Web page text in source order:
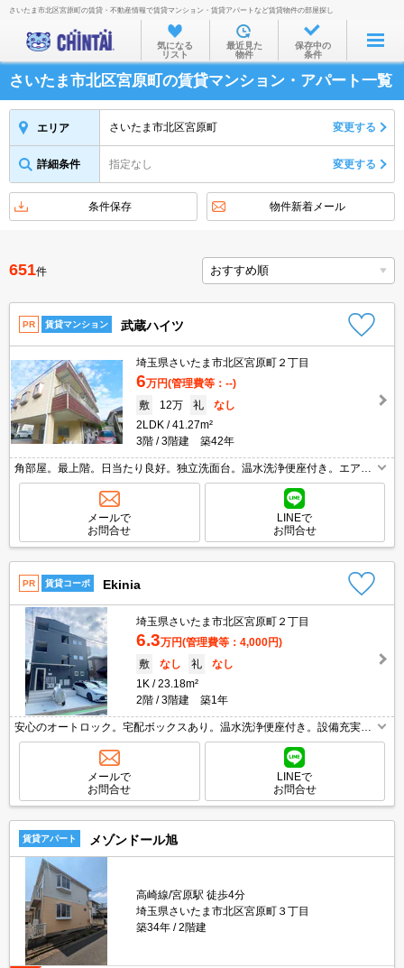
お部屋を探す
沿線・駅から
住所から
家賃相場から
物件特集から
不動産会社から
TOP
さいたま市北区宮原町の賃貸・不動産情報で賃貸マンション・賃貸アパートなど賃貸物件の部屋探し
気になる
リスト
最近見た
物件
保存中の
条件
さいたま市北区宮原町の賃貸マンション・アパート一覧
エリア さいたま市北区宮原町 変更する
詳細条件 指定なし 変更する
条件保存 物件新着メール
651件
PR 賃貸マンション 武蔵ハイツ
埼玉県さいたま市北区宮原町２丁目
6万円(管理費等：--)
敷
12万 礼
なし
2LDK
41.27m²
3階
3階建 築42年
角部屋。最上階。日当たり良好。独立洗面台。温水洗浄便座付き。エアコ
ン付き。最寄り駅まで徒歩6分！。追い焚き付き。久しぶりに空きまし
た。最新の空室状況はお気軽にお問い合わせ下さい。
メールで
お問合せ
LINEで
お問合せ
PR 賃貸コーポ Ekinia
埼玉県さいたま市北区宮原町２丁目
6.3万円(管理費等：4,000円)
敷
なし 礼
なし
1K
23.18m²
2階
3階建 築1年
安心のオートロック。宅配ボックスあり。温水洗浄便座付き。設備充実。
契約金（初期費用）クレジット決済可。生活環境良好。独立洗面化粧台付
メールで
お問合せ
LINEで
お問合せ
賃貸アパート メゾンドール旭
高崎線/宮原駅 徒歩4分
埼玉県さいたま市北区宮原町３丁目
築34年
2階建